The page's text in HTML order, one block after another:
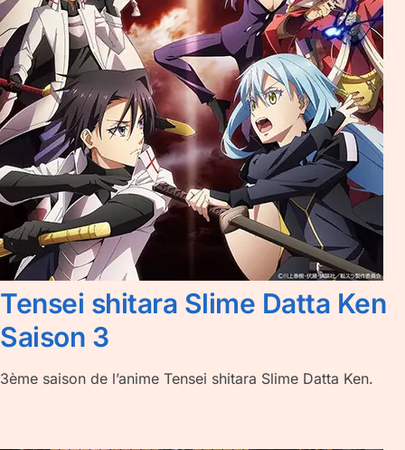
Tensei shitara Slime Datta Ken
Saison 3
3ème saison de l’anime Tensei shitara Slime Datta Ken.